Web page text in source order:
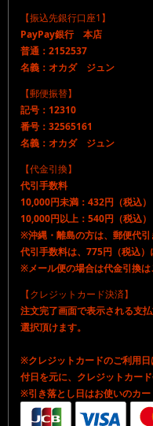
【振込先銀行口座1】
PayPay銀行 本店
普通：2152537
名義：オカダ ジュン
【郵便振替】
記号：12310
番号：32565161
名義：オカダ ジュン
【代金引換】
代引手数料
10,000円未満：432円（税込）
10,000円以上：540円（税込）
※沖縄・離島の方は、郵便代引
代引手数料は、775円（税込）
※メール便の場合は代金引換は
【クレジットカード決済】
注文完了画面で表示される支
選択頂けます。
※クレジットカードのご利用
付日を元に、クレジットカー
※引き落とし日はお使いのカー